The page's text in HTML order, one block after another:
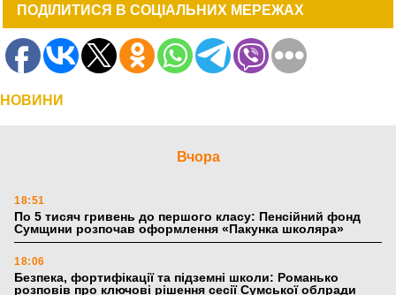
ПОДІЛИТИСЯ В СОЦІАЛЬНИХ МЕРЕЖАХ
НОВИНИ
Вчора
18:51
По 5 тисяч гривень до першого класу: Пенсійний фонд
Сумщини розпочав оформлення «Пакунка школяра»
18:06
Безпека, фортифікації та підземні школи: Романько
розповів про ключові рішення сесії Сумської облради